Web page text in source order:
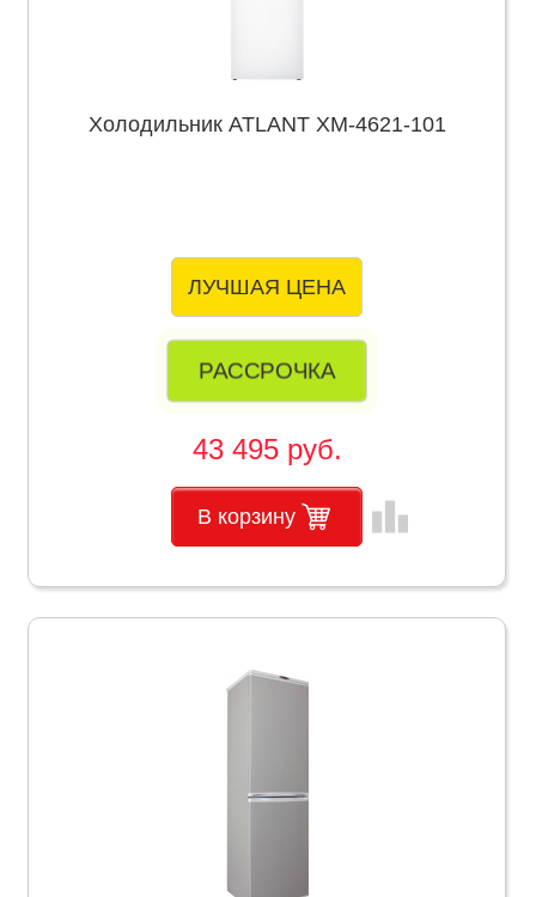
Холодильник ATLANT ХМ-4621-101
ЛУЧШАЯ ЦЕНА
РАССРОЧКА
43 495 руб.
В корзину leaderboard